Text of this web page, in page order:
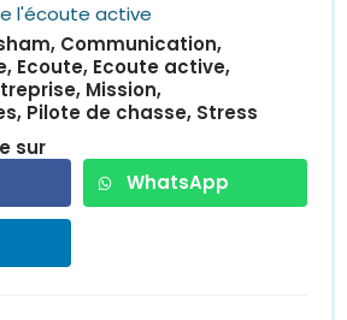
l'écoute active
, Communication,
, Ecoute, Ecoute active,
, Mission,
, Pilote de chasse, Stress
sur
WhatsApp